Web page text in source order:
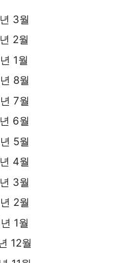
3월
2월
1월
8월
7월
6월
5월
4월
3월
2월
1월
12월